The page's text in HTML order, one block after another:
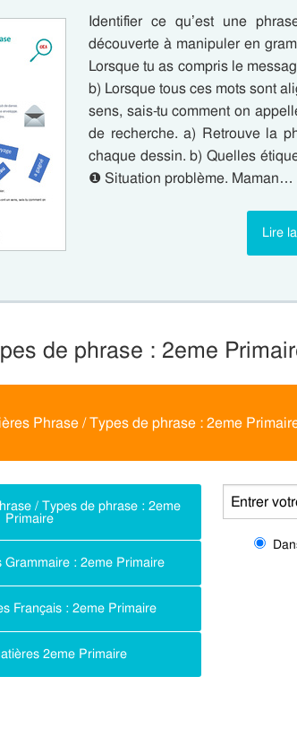
Identifier ce qu’est une
découverte à manipuler en
Lorsque tu as compris le
b) Lorsque tous ces mots sont
sens, sais-tu comment on
de recherche. a) Retrouve la
chaque dessin. b) Quelles
❶ Situation problème. Maman…
Lire
de phrase : 2eme
Phrase / Types de phrase : 2eme
/ Types de phrase : 2eme
Primaire
Grammaire : 2eme Primaire
Français : 2eme Primaire
2eme Primaire